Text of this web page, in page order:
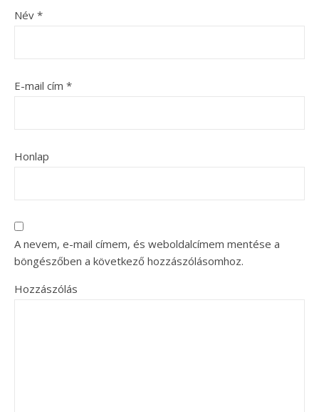
Név *
E-mail cím *
Honlap
A nevem, e-mail címem, és weboldalcímem mentése a
böngészőben a következő hozzászólásomhoz.
Hozzászólás